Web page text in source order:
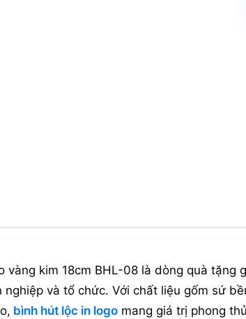
vàng kim 18cm BHL-08 là dòng quà tặng
và tổ chức. Với chất liệu gốm sứ
bình hút lộc in logo mang giá trị phong